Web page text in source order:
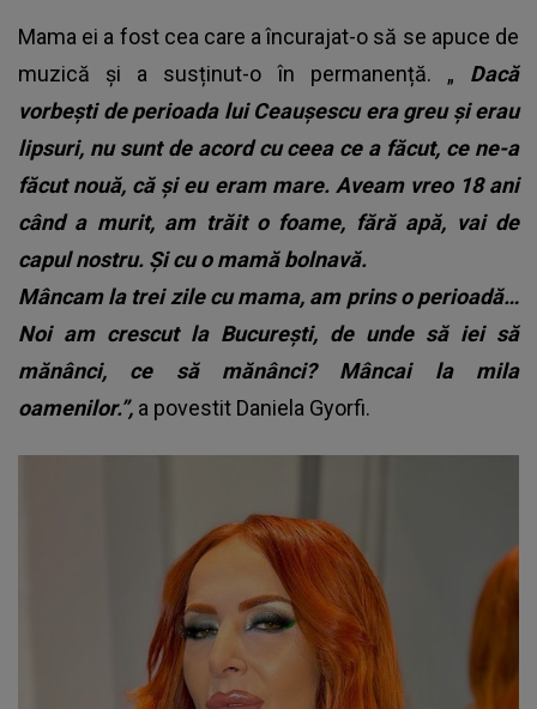
Mama ei a fost cea care a încurajat-o să se apuce de
muzică și a susținut-o în permanență. „ Dacă
vorbești de perioada lui Ceaușescu era greu și erau
lipsuri, nu sunt de acord cu ceea ce a făcut, ce ne-a
făcut nouă, că și eu eram mare. Aveam vreo 18 ani
când a murit, am trăit o foame, fără apă, vai de
capul nostru. Și cu o mamă bolnavă.
Mâncam la trei zile cu mama, am prins o perioadă…
Noi am crescut la București, de unde să iei să
mănânci, ce să mănânci? Mâncai la mila
oamenilor.”, a povestit Daniela Gyorfi.